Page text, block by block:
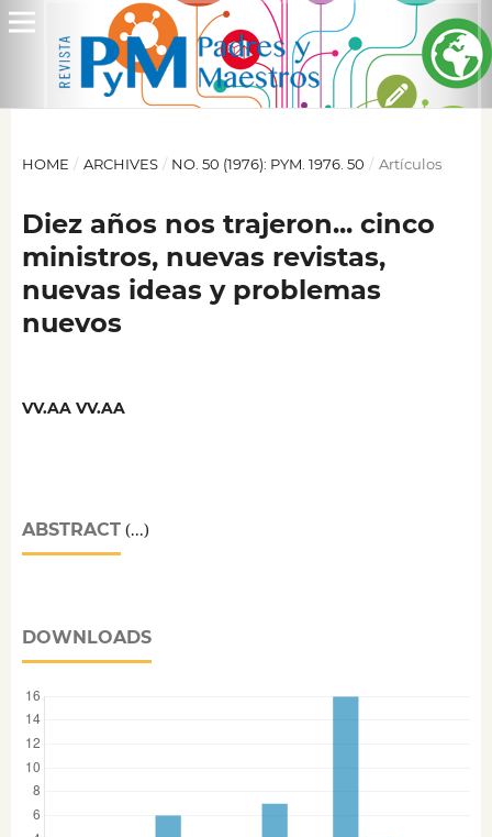
HOME / ARCHIVES / NO. 50 (1976): PYM. 1976. 50 / Artículos
Diez años nos trajeron... cinco
ministros, nuevas revistas,
nuevas ideas y problemas
nuevos
VV.AA VV.AA
ABSTRACT(...)
DOWNLOADS